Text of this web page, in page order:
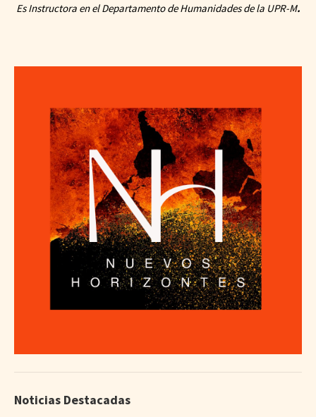
Es Instructora en el Departamento de Humanidades de la UPR-M.
Noticias Destacadas